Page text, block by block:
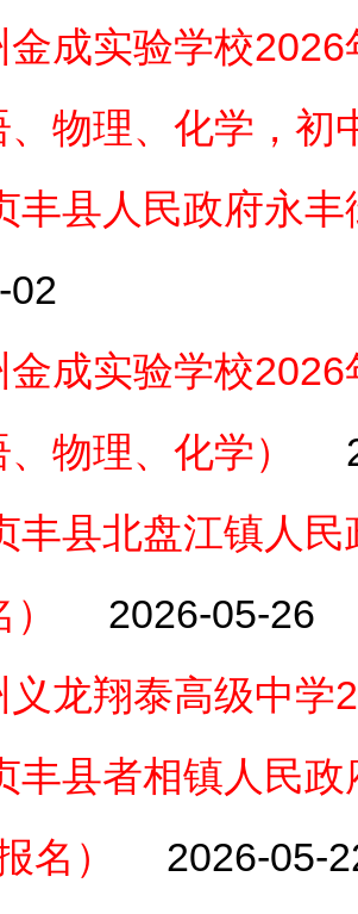
金成实验学校
、物理、化学，初
丰县人民政府永
02
金成实验学校
物理、化学）
丰县北盘江镇人
2026-05-26
义龙翔泰高级中学
丰县者相镇人民
名）
2026-05-